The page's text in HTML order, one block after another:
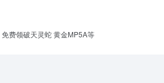
费领破天灵蛇 黄金MP5A等